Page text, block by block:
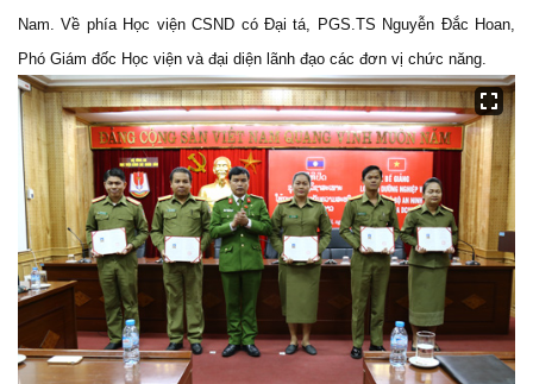
Nam. Về phía Học viện CSND có Đại tá, PGS.TS Nguyễn Đắc Hoan,
Phó Giám đốc Học viện và đại diện lãnh đạo các đơn vị chức năng.